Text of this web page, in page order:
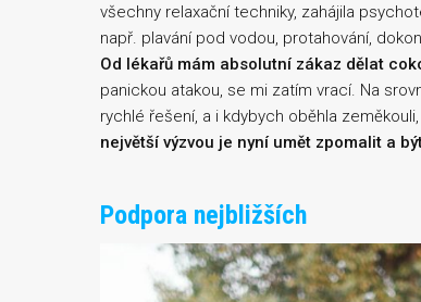
všechny relaxační techniky, zahájila
např. plavání pod vodou, protahování,
Od lékařů mám absolutní zákaz dělat
panickou atakou, se mi zatím vrací. Na
rychlé řešení, a i kdybych oběhla
největší výzvou je nyní umět zpomalit a
Podpora nejbližších